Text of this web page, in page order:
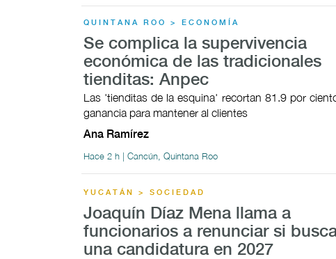
QUINTANA ROO > ECONOMÍA
Se complica la supervivencia
económica de las tradicionales
tienditas: Anpec
Las 'tienditas de la esquina' recortan 81.9 por
ganancia para mantener al clientes
Ana Ramírez
Hace 2 h | Cancún, Quintana Roo
YUCATÁN > SOCIEDAD
Joaquín Díaz Mena llama a
funcionarios a renunciar si
una candidatura en 2027